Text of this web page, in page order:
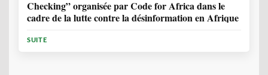
Checking” organisée par Code for Africa dans le
cadre de la lutte contre la désinformation en Afrique
SUITE